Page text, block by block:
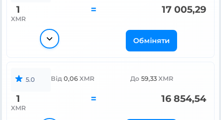
1
XMR
= 17 005,29
Обміняти
5.0 Від 0,06 XMR До 59,33 XMR
1
XMR
= 16 854,54